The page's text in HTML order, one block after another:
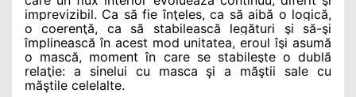
imprevizibil. Ca să fie înţeles, ca să aibă o logică,
o coerenţă, ca să stabilească legături şi să-şi
împlinească în acest mod unitatea, eroul îşi asumă
o mască, moment în care se stabileşte o dublă
relaţie: a sinelui cu masca şi a măştii sale cu
măştile celelalte.